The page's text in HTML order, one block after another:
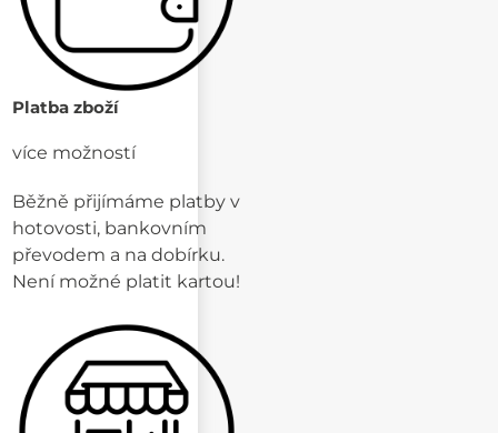
Platba zboží
více možností
Běžně přijímáme platby v
hotovosti, bankovním
převodem a na dobírku.
Není možné platit kartou!